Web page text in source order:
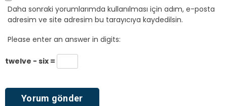
Daha sonraki yorumlarımda kullanılması için adım, e-posta
adresim ve site adresim bu tarayıcıya kaydedilsin.
Please enter an answer in digits:
twelve − six =